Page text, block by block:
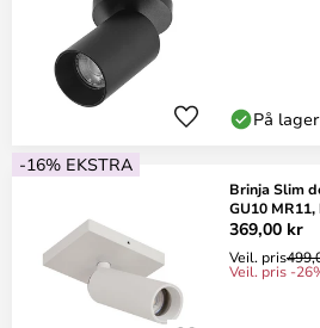
På lager
-16% EKSTRA
Brinja Slim
GU10
369,00 kr
Veil. pris
Veil. pris -